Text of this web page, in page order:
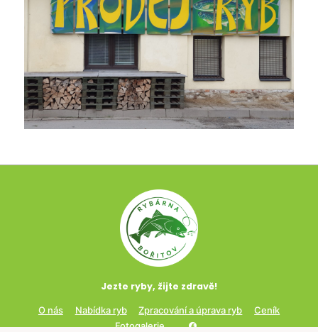
Jezte ryby, žijte zdravě!
O nás Nabídka ryb Zpracování a úprava ryb
Ceník
Fotogalerie